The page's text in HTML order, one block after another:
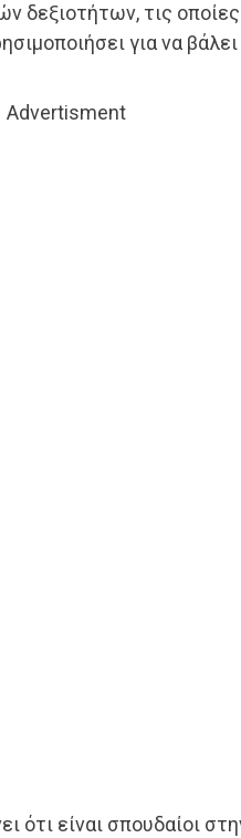
δεξιοτήτων, τις
για να
Advertisment
ότι είναι σπουδαίοι